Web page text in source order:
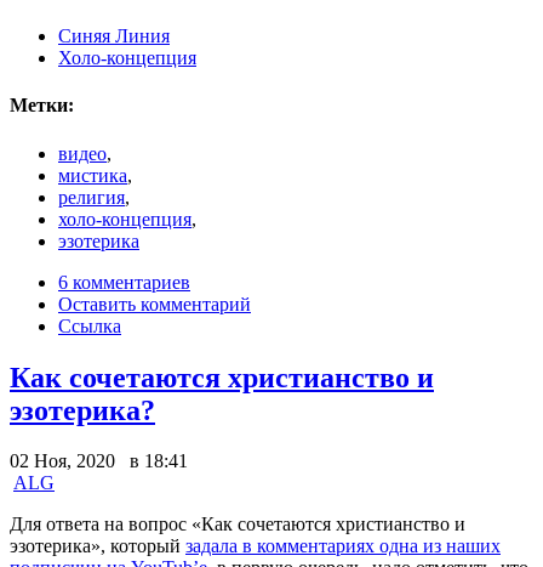
Синяя Линия
Холо-концепция
Метки:
видео,
мистика,
религия,
холо-концепция,
эзотерика
6 комментариев
Оставить комментарий
Ссылка
Как сочетаются христианство и
эзотерика?
02 Ноя, 2020 в 18:41
ALG
Для ответа на вопрос «Как сочетаются христианство и
эзотерика», который задала в комментариях одна из наших